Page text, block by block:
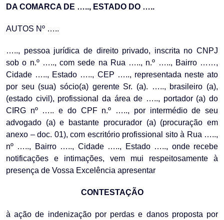
DA COMARCA DE ….., ESTADO DO …..
AUTOS Nº …..
….., pessoa jurídica de direito privado, inscrita no CNPJ
sob o n.º ….., com sede na Rua ….., n.º ….., Bairro ……,
Cidade ….., Estado ….., CEP ….., representada neste ato
por seu (sua) sócio(a) gerente Sr. (a). ….., brasileiro (a),
(estado civil), profissional da área de ….., portador (a) do
CIRG nº ….. e do CPF n.º ….., por intermédio de seu
advogado (a) e bastante procurador (a) (procuração em
anexo – doc. 01), com escritório profissional sito à Rua …..,
nº ….., Bairro ….., Cidade ….., Estado ….., onde recebe
notificações e intimações, vem mui respeitosamente à
presença de Vossa Excelência apresentar
CONTESTAÇÃO
à ação de indenização por perdas e danos proposta por